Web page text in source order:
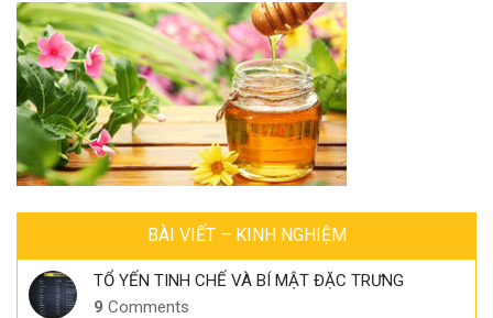
BÀI VIẾT – KINH NGHIỆM
TỔ YẾN TINH CHẾ VÀ BÍ MẬT ĐẶC TRƯNG
9 Comments